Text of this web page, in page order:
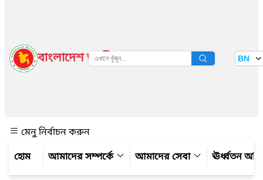
বাংলাদেশ জাতীয় তথ্য বাতায়ন BN
মেনু নির্বাচন করুন
আমাদের সম্পর্কে
আমাদের সেবা ঊর্ধ্বতন